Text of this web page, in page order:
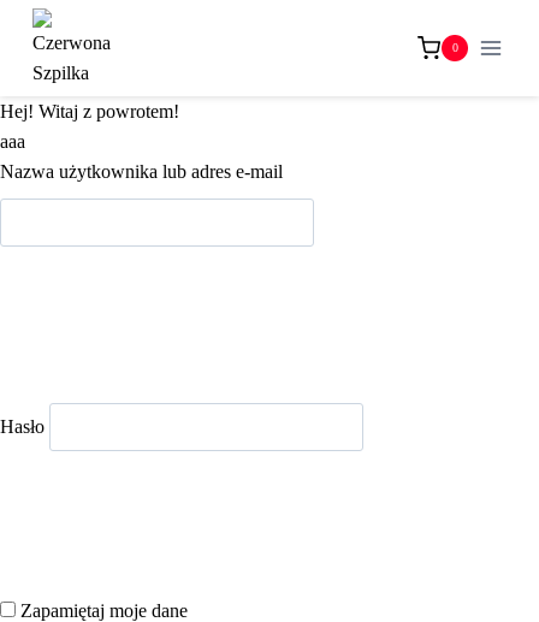
Przejdź
treści
0
Hej! Witaj z powrotem!
aaa
Nazwa użytkownika lub adres e-mail
Hasło
Zapamiętaj moje dane